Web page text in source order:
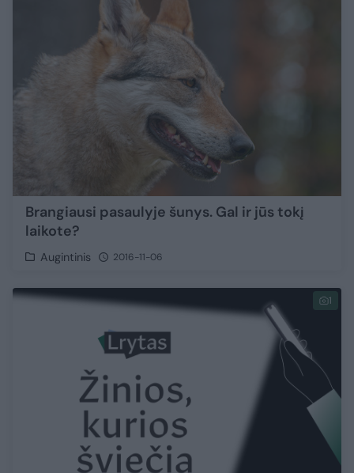
Brangiausi pasaulyje šunys. Gal ir jūs tokį
laikote?
Augintinis 2016-11-06
1